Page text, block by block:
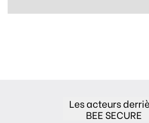
Les acteurs
BEE SECURE